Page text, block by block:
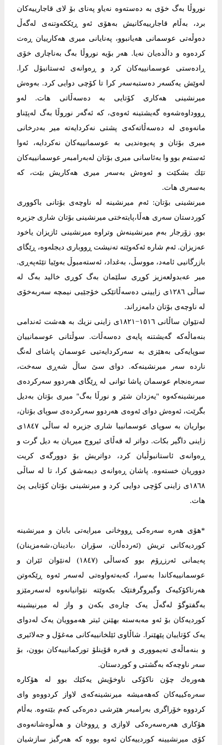
نوروڵا به‌گ خۆی به‌ ده‌سته‌وه‌ نه‌یاو په‌نای بۆ لای قاجارییه‌كان
برد، به‌ڵام قاجارییه‌كانیش به‌هۆی ئه‌و ڕێكکه‌وتنه‌ی له‌گه‌ڵ
ده‌وڵه‌تی عوسمانی هه‌یانبوو، په‌نایانی میرى هه‌كارییان ڕه‌ت
كرده‌وه‌ و داڵده‌یان نه‌یا. هه‌ر بۆیه‌ نوروڵا به‌گ به‌ناچاری خۆى
ڕاده‌ستى عوسمانییه‌كان كرد و ڕه‌وانه‌ى ئه‌ستانبۆل كرا.
له‌وێش یه‌كسه‌ر ده‌ستبه‌سه‌ر كرا تا كۆچى دوایی كرد. به‌وه‌ش
میرنشینی هه‌كاری كۆتایی به‌ ده‌سه‌ڵاتی هات. له‌و
ڕووداوه‌شه‌وه‌ گه‌یشتینه‌ ئه‌وه‌ی، كه‌ ئه‌گه‌ر نوروڵا به‌گ له‌پێناو
مانه‌وه‌ی له‌ ده‌سه‌ڵاته‌كه‌ی پشتی نه‌كردایه‌ته‌ میر به‌درخانى
میری بۆتان و په‌یوه‌ندیی به‌ عوسمانییه‌كان نه‌كردایه‌، ئه‌وا
ئه‌سته‌م بوو وا به‌ئاسانی میری بۆتان له‌به‌رامبه‌ر عوسمانییه‌كان
تێك بشكێت و ئه‌وه‌ش به‌سه‌ر میری هه‌كاریش بێت، كه‌
به‌سه‌ری هات.
میرنشینی بۆتان: ئه‌م میرنشینه‌ له‌ ناوچه‌ى بۆتانى باكووری
كوردستان سه‌رى هه‌ڵا،پایتەختی میرنشینی بۆتان شاری جزیرە
بوو. زۆرجار به‌م میرنشینه‌ش وتراوه‌ میرنشینی‌ ئازیزان یاخود
عه‌زیزان. ئەم شارە ئەکەوێتە تەنیشت ڕووباری دیجلەوە، ڕێگای
بازرگانیی ئامەد، مووسڵ، بەغداد، ئەستەمبوڵ بەوێیا تێئەپەڕی.
میر عه‌بدولعه‌زیز كوڕى سلێمان به‌گ كوڕى خالید به‌گ له‌
ساڵى ١٢٨٦ی زایینی ده‌سه‌ڵاتێكی خۆجێیی نیمچه‌ سه‌ربه‌خۆی
له‌ ناوچه‌ى بۆتان دامه‌زراند.
له‌نێوان ساڵانی ١٥١٦−١٨٢١ی زاینی نزیك به‌ هه‌شت ئه‌ندامى
بنه‌ماڵه‌كه‌ گه‌یشتنه‌ پایه‌ی ده‌سه‌ڵات. سوڵتانى عوسمانییان
سوپایه‌كى به‌هێزى به‌ سه‌ركردایه‌تیى عوسمان پاشاى له‌نگ
نارده‌ سه‌ر میرنشینه‌كه‌. دواى سێ ساڵ شه‌ڕى سه‌خت،
سه‌ره‌نجام عوسمان پاشا توانى له‌ ڕێگای هه‌ردوو سه‌ركرده‌ى
میرنشینه‌كه‌وه‌ "یه‌زدان شێر و نورڵا به‌گ" میرى بۆتان به‌دیل
بگرێت، ئه‌وه‌ش دوای ئه‌وه‌ی هه‌ردوو سه‌ركرده‌ى سوپاى بۆتان،
بواریان به‌ سوپاى عوسمانییا شارى جزیره‌ له‌ ساڵى ١٨٤٧ی
زاینی داگیر بكات. دواتر له‌ قه‌ڵاى ئیروج میریان به‌ دیل گرت و
ڕه‌وانه‌ى ئاستانبوڵیان كرد، دواتریش بۆ دوورگه‌ى كریت
دووریان خسته‌وه‌. پاشان ڕه‌وانه‌ى دیمه‌شق كرا، تا له‌ ساڵى
١٨٦٨ی زاینی كۆچى دوایى كرد و میرنشینی بۆتان كۆتایی پێ
هات.
*ھۆی ھەرە سەرەکی ڕووخانی میرایەتی بابان و میرنشینە
کوردیەکانی تریش (ئەردەڵان، سۆران ،بادینان،شەمزینان)
پەیمانی ئەرزڕۆم بوو کەساڵی (١٨٤٧) له‌نێوان ئێران و
عوسمانییه‌كاندا به‌سرا، کەبەتەواوەتی لەسەر ئەوە ڕێکەوتن
ھەرناکۆکیەک وگیروگرفتێک بکەوێتە نێوانیانەوە لەسەرمێزو
بەگفتوگۆ لەگەڵ یەک چارەی بکەن و واز لە میرنیشینە
کوردیەکان بۆ ئەو مەبەستە بھێنن ئیتر ھەموویان یەک لەدوای
یەک کۆتاییان پێھێنرا. شاڵاوی ئێلخانییه‌كانى مه‌غۆل و جه‌لائیری
و بنه‌ماڵه‌ی ته‌یمووری و قه‌ره‌ قۆینلۆ توركمانییه‌كان بوون، بۆ
سه‌ر ناوچه‌كه‌ به‌گشتی و كوردستان.
هه‌وره‌ك چۆن ناكۆكی ناوخۆیش یه‌كێك بوو له‌ هۆكاره‌
سه‌ره‌كییه‌كان كه‌هه‌میشه‌ میرنشینه‌كه‌ی لاواز كردووه‌و وای
كردووه‌ خۆراگری به‌رامبه‌ر هێرشی ده‌ره‌كی كه‌م بێته‌وه‌. بەڵام
هۆکاری هەرەسەرەکی لاوازی و ڕووخان و هەڵوەشانەوەی
کۆی میرنشیینە کوردییەکان ئەوە بووە کە هەرگیز سازشیان